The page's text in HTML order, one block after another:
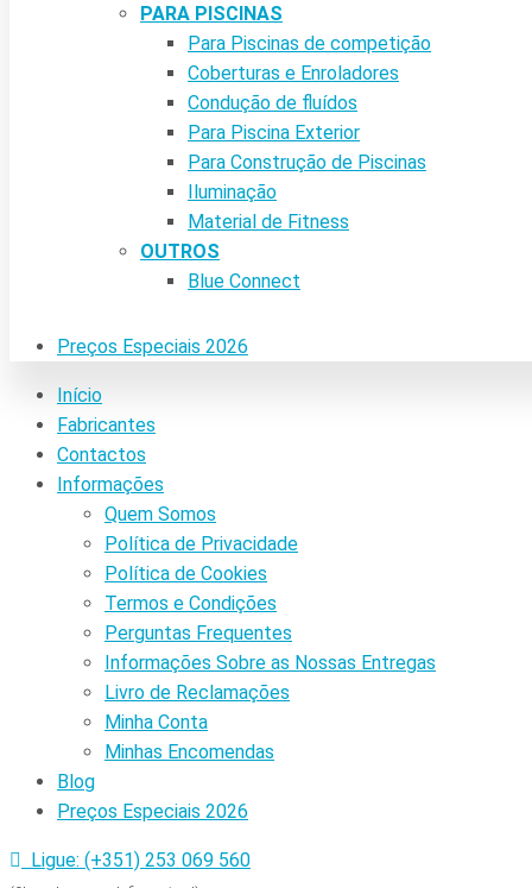
PARA PISCINAS
Para Piscinas de competição
Coberturas e Enroladores
Condução de fluídos
Para Piscina Exterior
Para Construção de Piscinas
Iluminação
Material de Fitness
OUTROS
Blue Connect
Preços Especiais 2026
Início
Fabricantes
Contactos
Informações
Quem Somos
Política de Privacidade
Política de Cookies
Termos e Condições
Perguntas Frequentes
Informações Sobre as Nossas Entregas
Livro de Reclamações
Minha Conta
Minhas Encomendas
Blog
Preços Especiais 2026
Ligue: (+351) 253 069 560